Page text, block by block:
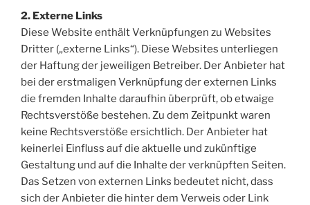
2. Externe Links
Diese Website enthält Verknüpfungen zu Websites
Dritter („externe Links“). Diese Websites unterliegen
der Haftung der jeweiligen Betreiber. Der Anbieter hat
bei der erstmaligen Verknüpfung der externen Links
die fremden Inhalte daraufhin überprüft, ob etwaige
Rechtsverstöße bestehen. Zu dem Zeitpunkt waren
keine Rechtsverstöße ersichtlich. Der Anbieter hat
keinerlei Einfluss auf die aktuelle und zukünftige
Gestaltung und auf die Inhalte der verknüpften Seiten.
Das Setzen von externen Links bedeutet nicht, dass
sich der Anbieter die hinter dem Verweis oder Link